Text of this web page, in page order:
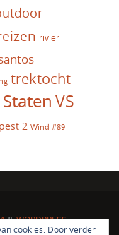
rivier
trektocht
VS
2 Wind #89
&WORDPRESS.
cookies. Door verder